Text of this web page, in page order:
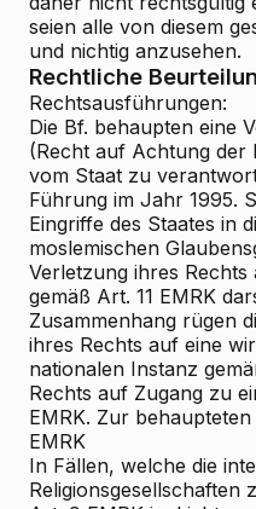
seien alle von diesem
und nichtig anzusehen.
Rechtliche
Rechtsausführungen:
Die Bf. behaupten eine
(Recht auf Achtung der
vom Staat zu
Führung im Jahr 1995.
Eingriffe des Staates in
moslemischen
Verletzung ihres
gemäß Art. 11 EMRK
Zusammenhang rügen
ihres Rechts auf eine
nationalen Instanz
Rechts auf Zugang zu
EMRK. Zur
EMRK
In Fällen, welche die
Religionsgesellschaften